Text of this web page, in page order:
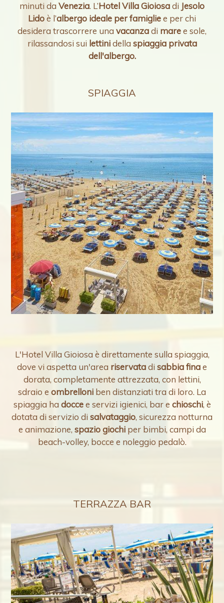
minuti da Venezia. L’Hotel Villa Gioiosadi Jesolo
Lidoè l’albergo ideale per famigliee per chi
desidera trascorrere una vacanzadi maree sole,
rilassandosi sui lettinidella spiaggia privata
dell'albergo.
SPIAGGIA
L'Hotel Villa Gioiosa è direttamente sulla spiaggia,
dove vi aspetta un'area riservatadi sabbia finae
dorata, completamente attrezzata, con lettini,
sdraio e ombrelloni ben distanziati tra di loro. La
spiaggia ha doccee servizi igienici, bar e chioschi, è
dotata di servizio di salvataggio, sicurezza notturna
e animazione, spazio giochiper bimbi, campi da
beach-volley, bocce e noleggio pedalò.
TERRAZZA BAR